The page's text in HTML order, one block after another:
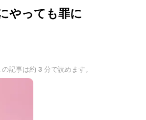
やっても罪に
の記事は約 3 分で読めます。